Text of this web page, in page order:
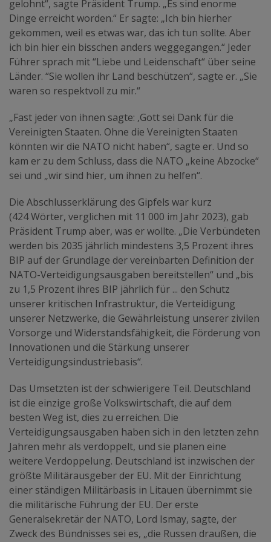
gelohnt“, sagte Präsident Trump. „Es sind enorme
Dinge erreicht worden.“ Er sagte: „Ich bin hierher
gekommen, weil es etwas war, das ich tun sollte. Aber
ich bin hier ein bisschen anders weggegangen.“ Jeder
Führer sprach mit “Liebe und Leidenschaft“ über seine
Länder. “Sie wollen ihr Land beschützen“, sagte er. „Sie
waren so respektvoll zu mir.“
„Fast jeder von ihnen sagte: ‚Gott sei Dank für die
Vereinigten Staaten. Ohne die Vereinigten Staaten
könnten wir die NATO nicht haben“, sagte er. Und so
kam er zu dem Schluss, dass die NATO „keine Abzocke“
sei und „wir sind hier, um ihnen zu helfen“.
Die Abschlusserklärung des Gipfels war kurz
(424 Wörter, verglichen mit 11 000 im Jahr 2023), gab
Präsident Trump aber, was er wollte. „Die Verbündeten
werden bis 2035 jährlich mindestens 3,5 Prozent ihres
BIP auf der Grundlage der vereinbarten Definition der
NATO-Verteidigungsausgaben bereitstellen“ und „bis
zu 1,5 Prozent ihres BIP jährlich für ... den Schutz
unserer kritischen Infrastruktur, die Verteidigung
unserer Netzwerke, die Gewährleistung unserer zivilen
Vorsorge und Widerstandsfähigkeit, die Förderung von
Innovationen und die Stärkung unserer
Verteidigungsindustriebasis“.
Das Umsetzten ist der schwierigere Teil. Deutschland
ist die einzige große Volkswirtschaft, die auf dem
besten Weg ist, dies zu erreichen. Die
Verteidigungsausgaben haben sich in den letzten zehn
Jahren mehr als verdoppelt, und sie planen eine
weitere Verdoppelung. Deutschland ist inzwischen der
größte Militärausgeber der EU. Mit der Einrichtung
einer ständigen Militärbasis in Litauen übernimmt sie
die militärische Führung der EU. Der erste
Generalsekretär der NATO, Lord Ismay, sagte, der
Zweck des Bündnisses sei es, „die Russen draußen, die